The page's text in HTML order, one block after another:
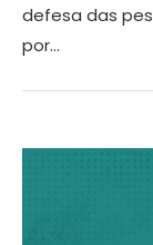
defesa das
por…